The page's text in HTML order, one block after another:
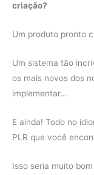
criação?
Um produto pronto
Um sistema tão
os mais novos dos
implementar…
E ainda! Todo no
PLR que você
Isso seria muito